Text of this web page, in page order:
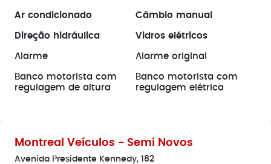
Ar condicionado Câmbio manual
Direção hidráulica Vidros elétricos
Alarme Alarme original
Banco motorista com
regulagem de altura
Banco motorista com
regulagem elétrica
Montreal Veículos - Semi Novos
Avenida Presidente Kennedy, 182